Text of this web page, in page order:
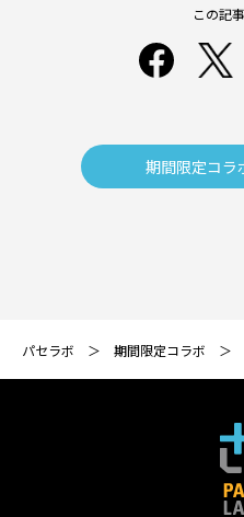
この記
期間限定コラ
パセラボ 期間限定コラボ